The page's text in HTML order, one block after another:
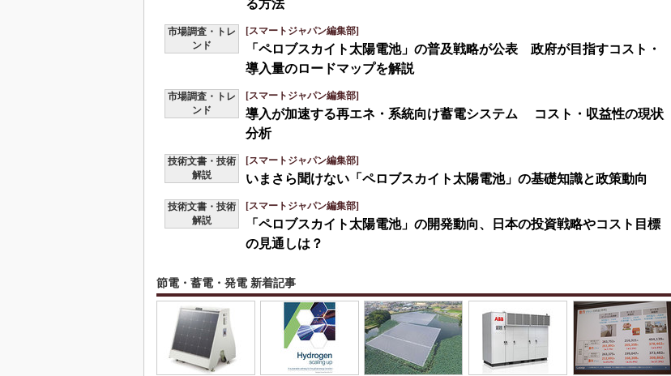
る方法
市場調査・トレ
ンド
[スマートジャパン編集部]
「ペロブスカイト太陽電池」の普及戦略が公表 政府が目指すコスト・
導入量のロードマップを解説
市場調査・トレ
ンド
[スマートジャパン編集部]
導入が加速する再エネ・系統向け蓄電システム コスト・収益性の現状
分析
技術文書・技術
解説
[スマートジャパン編集部]
いまさら聞けない「ペロブスカイト太陽電池」の基礎知識と政策動向
技術文書・技術
解説
[スマートジャパン編集部]
「ペロブスカイト太陽電池」の開発動向、日本の投資戦略やコスト目標
の見通しは？
節電・蓄電・発電 新着記事